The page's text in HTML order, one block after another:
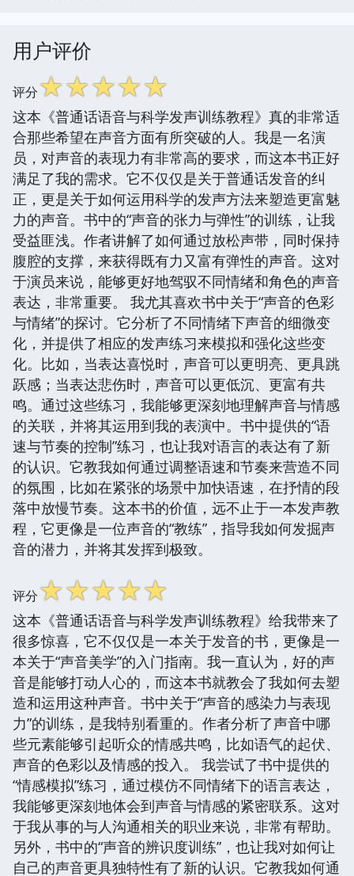
用户评价
评分☆☆☆☆☆
这本《普通话语音与科学发声训练教程》真的非常适
合那些希望在声音方面有所突破的人。我是一名演
员，对声音的表现力有非常高的要求，而这本书正好
满足了我的需求。它不仅仅是关于普通话发音的纠
正，更是关于如何运用科学的发声方法来塑造更富魅
力的声音。书中的“声音的张力与弹性”的训练，让我
受益匪浅。作者讲解了如何通过放松声带，同时保持
腹腔的支撑，来获得既有力又富有弹性的声音。这对
于演员来说，能够更好地驾驭不同情绪和角色的声音
表达，非常重要。 我尤其喜欢书中关于“声音的色彩
与情绪”的探讨。它分析了不同情绪下声音的细微变
化，并提供了相应的发声练习来模拟和强化这些变
化。比如，当表达喜悦时，声音可以更明亮、更具跳
跃感；当表达悲伤时，声音可以更低沉、更富有共
鸣。通过这些练习，我能够更深刻地理解声音与情感
的关联，并将其运用到我的表演中。书中提供的“语
速与节奏的控制”练习，也让我对语言的表达有了新
的认识。它教我如何通过调整语速和节奏来营造不同
的氛围，比如在紧张的场景中加快语速，在抒情的段
落中放慢节奏。这本书的价值，远不止于一本发声教
程，它更像是一位声音的“教练”，指导我如何发掘声
音的潜力，并将其发挥到极致。
评分☆☆☆☆☆
这本《普通话语音与科学发声训练教程》给我带来了
很多惊喜，它不仅仅是一本关于发音的书，更像是一
本关于“声音美学”的入门指南。我一直认为，好的声
音是能够打动人心的，而这本书就教会了我如何去塑
造和运用这种声音。书中关于“声音的感染力与表现
力”的训练，是我特别看重的。作者分析了声音中哪
些元素能够引起听众的情感共鸣，比如语气的起伏、
声音的色彩以及情感的投入。 我尝试了书中提供的
“情感模拟”练习，通过模仿不同情绪下的语言表达，
我能够更深刻地体会到声音与情感的紧密联系。这对
于我从事的与人沟通相关的职业来说，非常有帮助。
另外，书中的“声音的辨识度训练”，也让我对如何让
自己的声音更具独特性有了新的认识。它教我如何通